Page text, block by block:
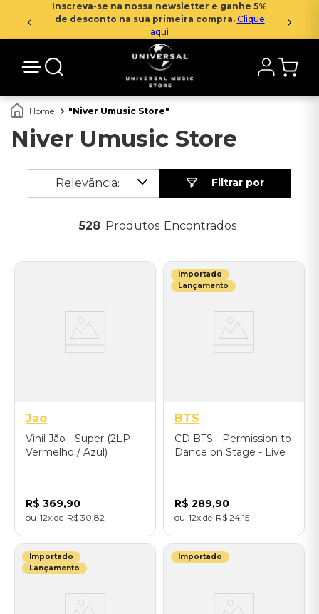
Inscreva-se na nossa newsletter e ganhe 5%
de desconto na sua primeira compra. Clique
aqui
Niver Umusic Store
Niver Umusic Store
Relevância
528 Produtos
Jão
Vinil Jão - Super (2LP -
Vermelho / Azul)
R$ 369,90
12 R$ 30 82
Importado
Lançamento
BTS
CD BTS - Permission to
Dance on Stage - Live
R$ 289,90
12 R$ 24 15
Importado
Lançamento
Importado